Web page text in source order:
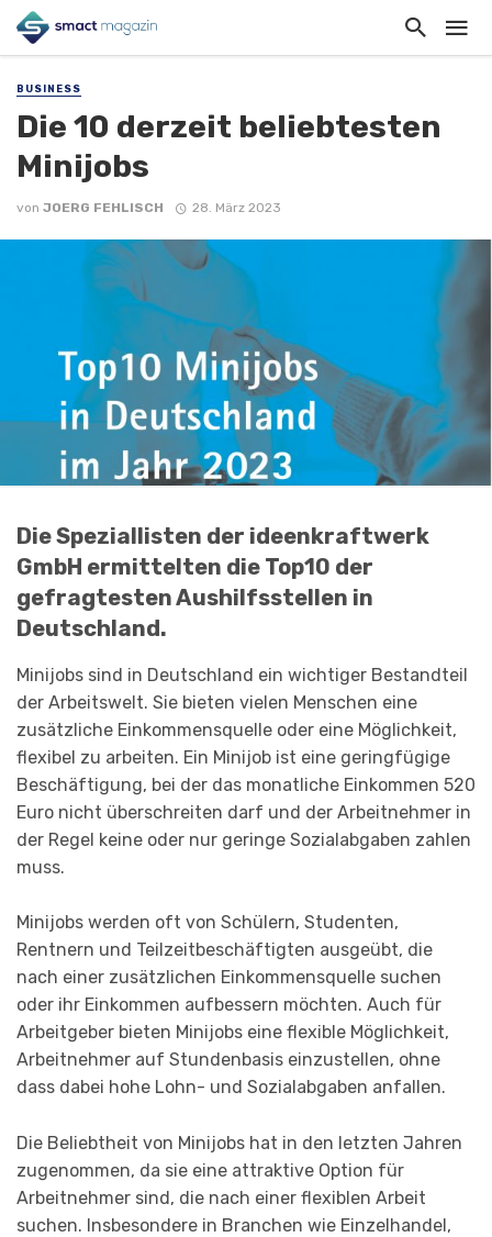
BUSINESS
Die 10 derzeit beliebtesten
Minijobs
von JOERG FEHLISCH 28. März 2023
Die Speziallisten der ideenkraftwerk
GmbH ermittelten die Top10 der
gefragtesten Aushilfsstellen in
Deutschland.
Minijobs sind in Deutschland ein wichtiger Bestandteil
der Arbeitswelt. Sie bieten vielen Menschen eine
zusätzliche Einkommensquelle oder eine Möglichkeit,
flexibel zu arbeiten. Ein Minijob ist eine geringfügige
Beschäftigung, bei der das monatliche Einkommen 520
Euro nicht überschreiten darf und der Arbeitnehmer in
der Regel keine oder nur geringe Sozialabgaben zahlen
muss.
Minijobs werden oft von Schülern, Studenten,
Rentnern und Teilzeitbeschäftigten ausgeübt, die
nach einer zusätzlichen Einkommensquelle suchen
oder ihr Einkommen aufbessern möchten. Auch für
Arbeitgeber bieten Minijobs eine flexible Möglichkeit,
Arbeitnehmer auf Stundenbasis einzustellen, ohne
dass dabei hohe Lohn- und Sozialabgaben anfallen.
Die Beliebtheit von Minijobs hat in den letzten Jahren
zugenommen, da sie eine attraktive Option für
Arbeitnehmer sind, die nach einer flexiblen Arbeit
suchen. Insbesondere in Branchen wie Einzelhandel,